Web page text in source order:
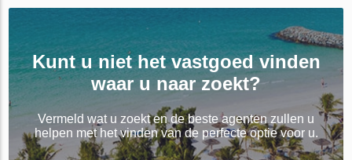
Kunt u niet het vastgoed vinden
waar u naar zoekt?
Vermeld wat u zoekt en de beste agenten zullen u
helpen met het vinden van de perfecte optie voor u.